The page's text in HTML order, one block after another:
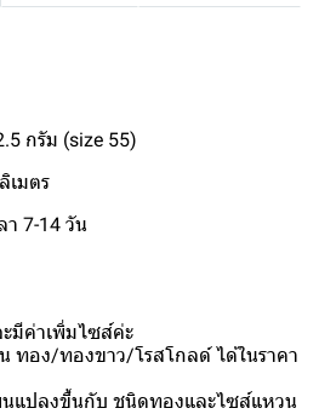
กรัม (size 55)
เมตร
า 7-14 วัน
มีค่าเพิ่มไซส์ค่ะ
ทอง/ทองขาว/โรสโกลด์ ได้ในราคา
นแปลงขึ้นกับ ชนิดทองและไซส์แหวน